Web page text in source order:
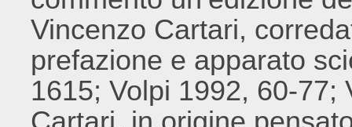
Vincenzo Cartari,
prefazione e apparato
1615; Volpi 1992, 60-77;